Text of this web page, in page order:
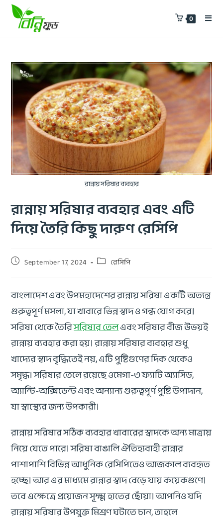
0
রান্নায় সরিষার ব্যবহার
রান্নায় সরিষার ব্যবহার এবং এটি
দিয়ে তৈরি কিছু দারুণ রেসিপি
September 17, 2024 রেসিপি
বাংলাদেশ এবং উপমহাদেশের রান্নায় সরিষা একটি অত্যন্ত
গুরুত্বপূর্ণ মসলা, যা খাবারে ভিন্ন স্বাদ ও গন্ধ যোগ করে।
সরিষা থেকে তৈরিসরিষার তেলএবং সরিষার বীজ উভয়ই
রান্নায় ব্যবহার করা হয়। রান্নায় সরিষার ব্যবহার শুধু
খাদ্যের স্বাদ বৃদ্ধিতেই নয়, এটি পুষ্টিগুণের দিক থেকেও
সমৃদ্ধ। সরিষার তেলে রয়েছে ওমেগা-৩ ফ্যাটি অ্যাসিড,
অ্যান্টি-অক্সিডেন্ট এবং অন্যান্য গুরুত্বপূর্ণ পুষ্টি উপাদান,
যা স্বাস্থ্যের জন্য উপকারী।
রান্নায় সরিষার সঠিক ব্যবহার খাবারের স্বাদকে অন্য মাত্রায়
নিয়ে যেতে পারে। সরিষা বাঙালি ঐতিহ্যবাহী রান্নার
পাশাপাশি বিভিন্ন আধুনিক রেসিপিতেও আজকাল ব্যবহৃত
হচ্ছে। আর এর মাধ্যমে রান্নার স্বাদ বেড়ে যায় কয়েকগুণে।
তবে এক্ষেত্রে প্রয়োজন সূক্ষ্ম হাতের ছোঁয়া। আপনিও যদি
রান্নায় সরিষার উপযুক্ত মিশ্রণ ঘটাতে চান, তাহলে